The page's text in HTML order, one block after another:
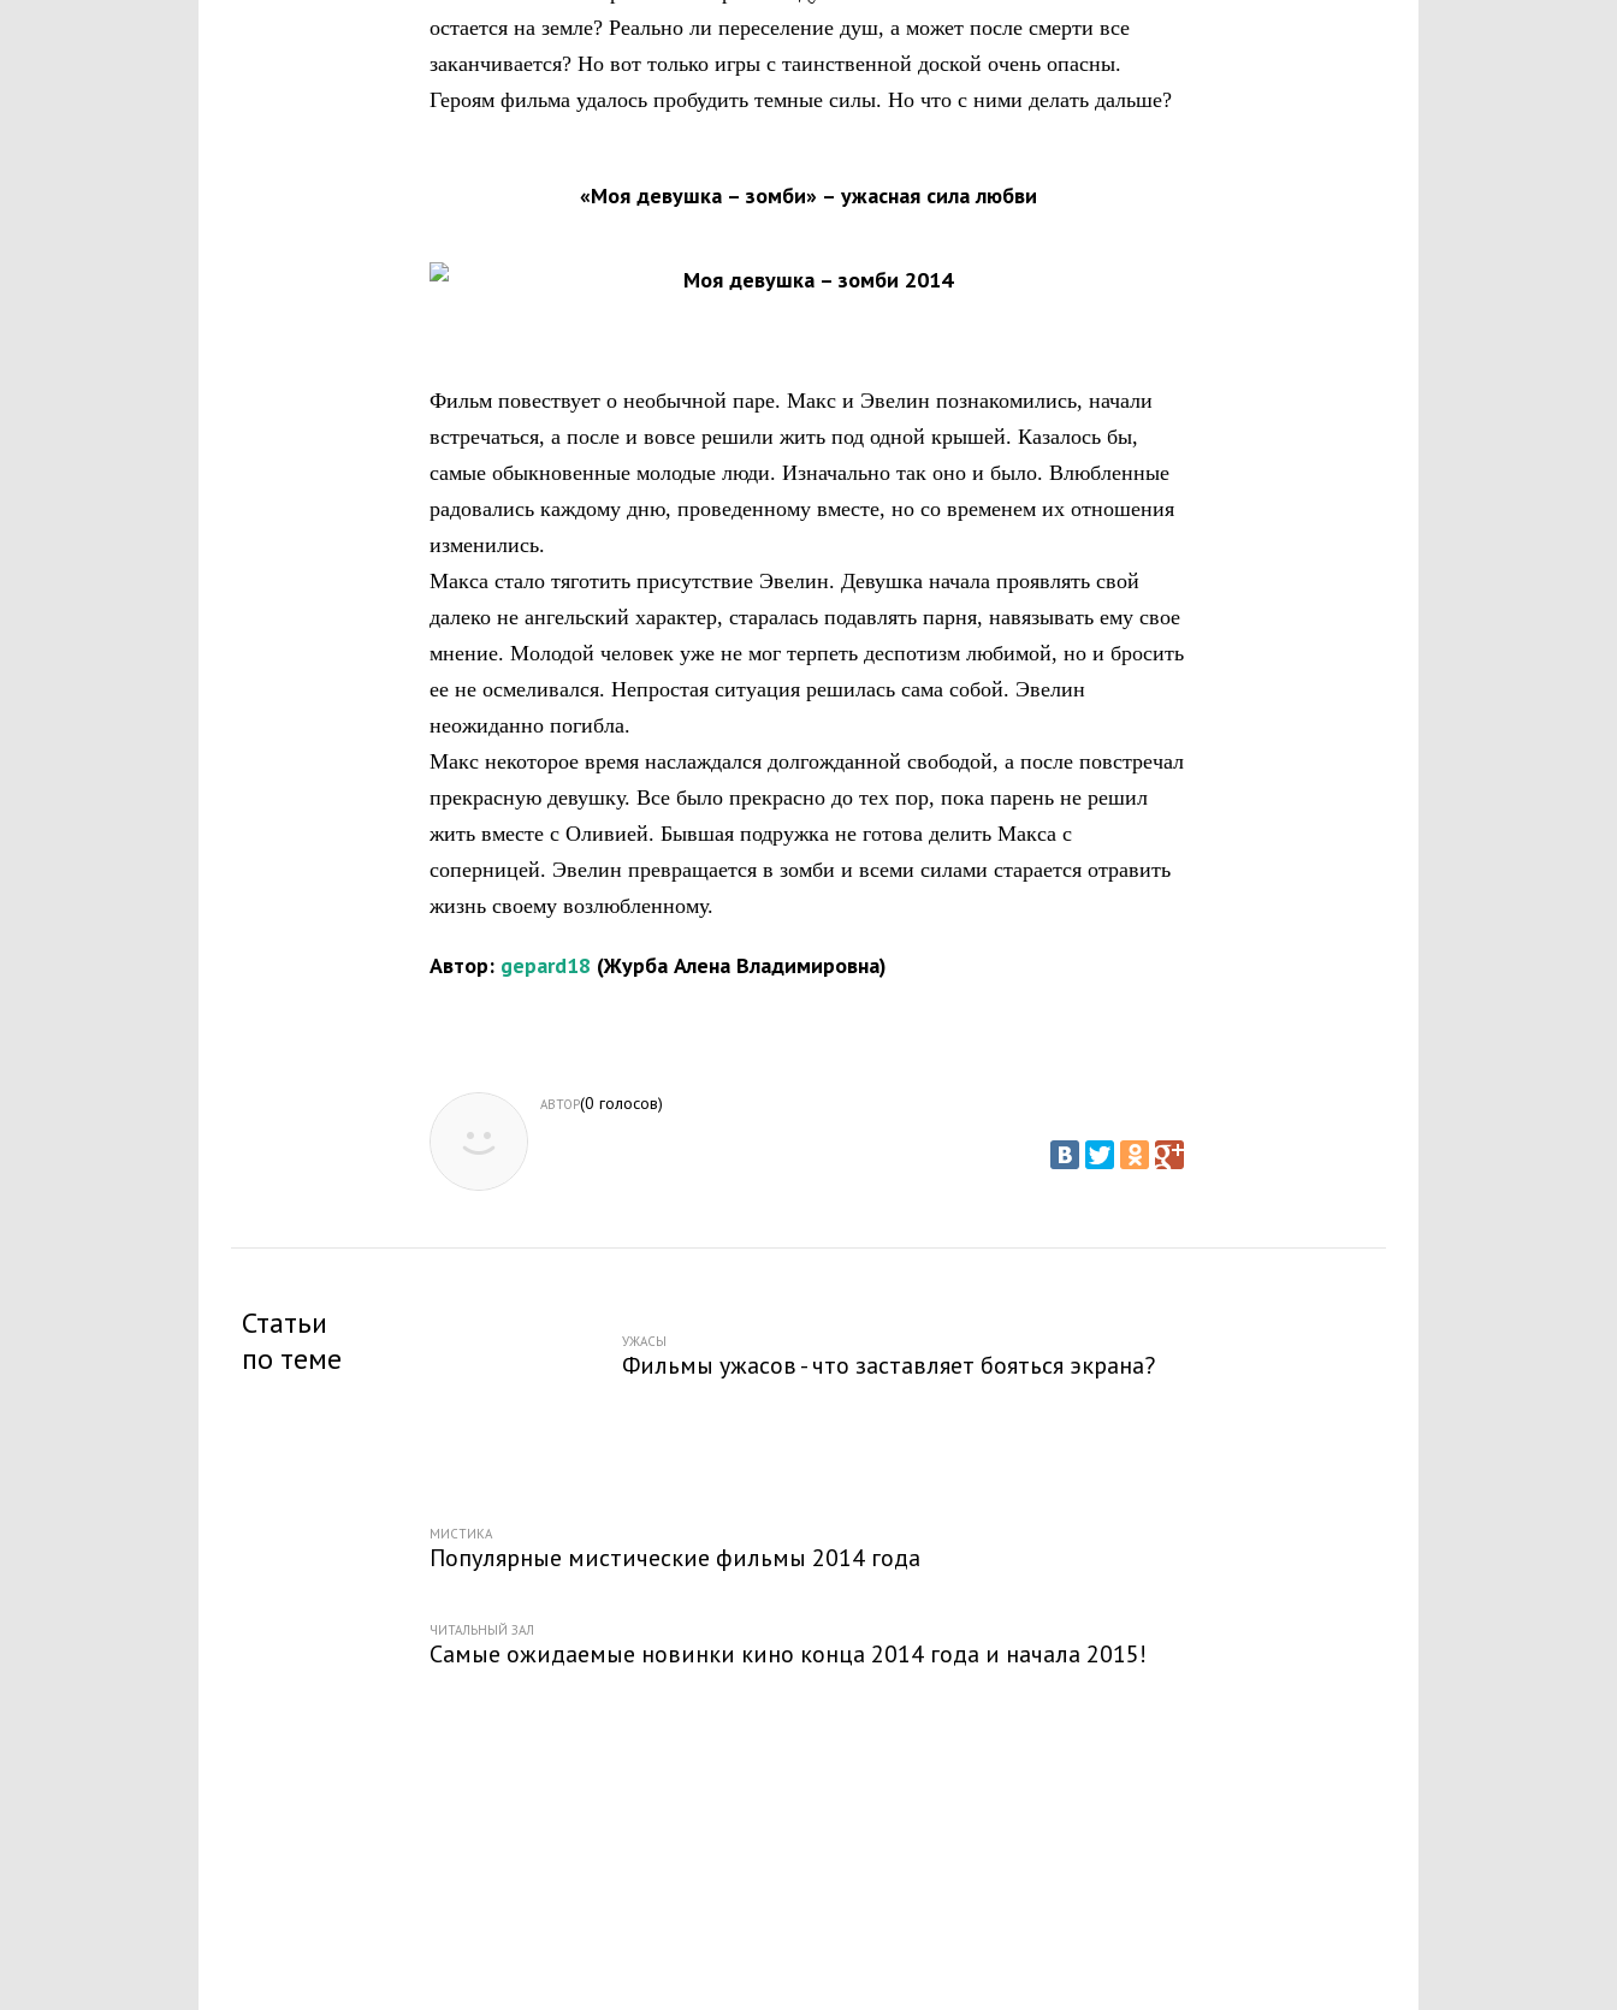
остается на земле? Реально ли переселение душ, а может после смерти все
заканчивается? Но вот только игры с таинственной доской очень опасны.
Героям фильма удалось пробудить темные силы. Но что с ними делать дальше?
«Моя девушка – зомби» – ужасная сила любви
Фильм повествует о необычной паре. Макс и Эвелин познакомились, начали
встречаться, а после и вовсе решили жить под одной крышей. Казалось бы,
самые обыкновенные молодые люди. Изначально так оно и было. Влюбленные
радовались каждому дню, проведенному вместе, но со временем их отношения
изменились.
Макса стало тяготить присутствие Эвелин. Девушка начала проявлять свой
далеко не ангельский характер, старалась подавлять парня, навязывать ему свое
мнение. Молодой человек уже не мог терпеть деспотизм любимой, но и бросить
ее не осмеливался. Непростая ситуация решилась сама собой. Эвелин
неожиданно погибла.
Макс некоторое время наслаждался долгожданной свободой, а после повстречал
прекрасную девушку. Все было прекрасно до тех пор, пока парень не решил
жить вместе с Оливией. Бывшая подружка не готова делить Макса с
соперницей. Эвелин превращается в зомби и всеми силами старается отравить
жизнь своему возлюбленному.
Автор: gepard18 (Журба Алена Владимировна)
АВТОР(0 голосов)
Статьи
по теме
УЖАСЫ
Фильмы ужасов - что заставляет бояться экрана?
МИСТИКА
Популярные мистические фильмы 2014 года
ЧИТАЛЬНЫЙ ЗАЛ
Самые ожидаемые новинки кино конца 2014 года и начала 2015!